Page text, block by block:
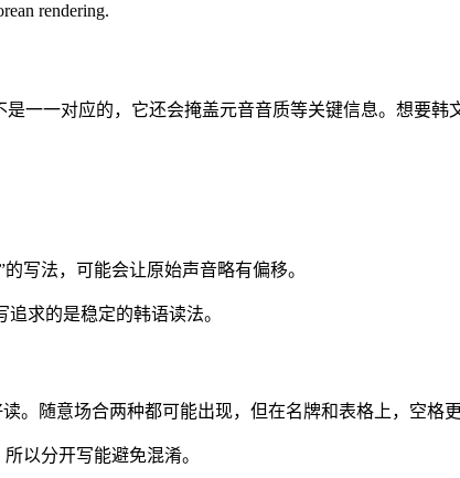
rendering.
一一对应的，它还会掩盖元音音质等关键信息。想要
写法，可能会让原始声音略有偏移。
求的是稳定的韩语读法。
。随意场合两种都可能出现，但在名牌和表格上，空格
以分开写能避免混淆。